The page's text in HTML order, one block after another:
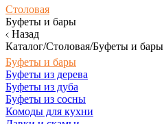
Столовая
Буфеты и бары
Назад
Каталог/Столовая/Буфеты и бары
Буфеты и бары
Буфеты из дерева
Буфеты из дуба
Буфеты из сосны
Комоды для кухни